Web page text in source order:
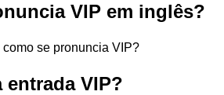
VIP em inglês?
se pronuncia VIP?
entrada VIP?